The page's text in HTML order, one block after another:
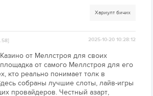
Хариулт бичих
2025-10-20 10:28:12
от Меллстроя для своих
от самого Меллстроя для его
кто реально понимает толк в
собраны лучшие слоты, лайв-игры
провайдеров. Честный азарт,